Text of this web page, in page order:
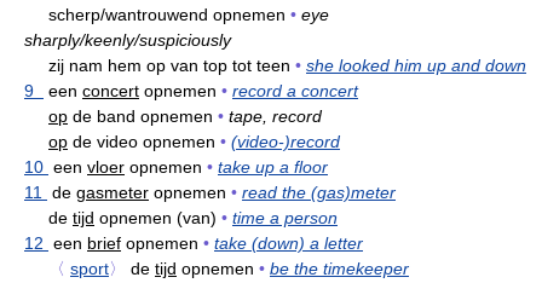
scherp/wantrouwend opnemen • eye
sharply/keenly/suspiciously
zij nam hem op van top tot teen • she looked him up and down
9
een concert opnemen • record a concert
op de band opnemen • tape, record
op de video opnemen • (video-)record
10 een vloer opnemen • take up a floor
11
de gasmeter opnemen • read the (gas)meter
de tijd opnemen (van) • time a person
12 een brief opnemen • take (down) a letter
〈 sport〉 de tijd opnemen • be the timekeeper